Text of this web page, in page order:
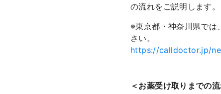
の流れをご説明します。
※東京都・神奈川県では
さい。
https://calldoctor.jp/
＜お薬受け取りまでの